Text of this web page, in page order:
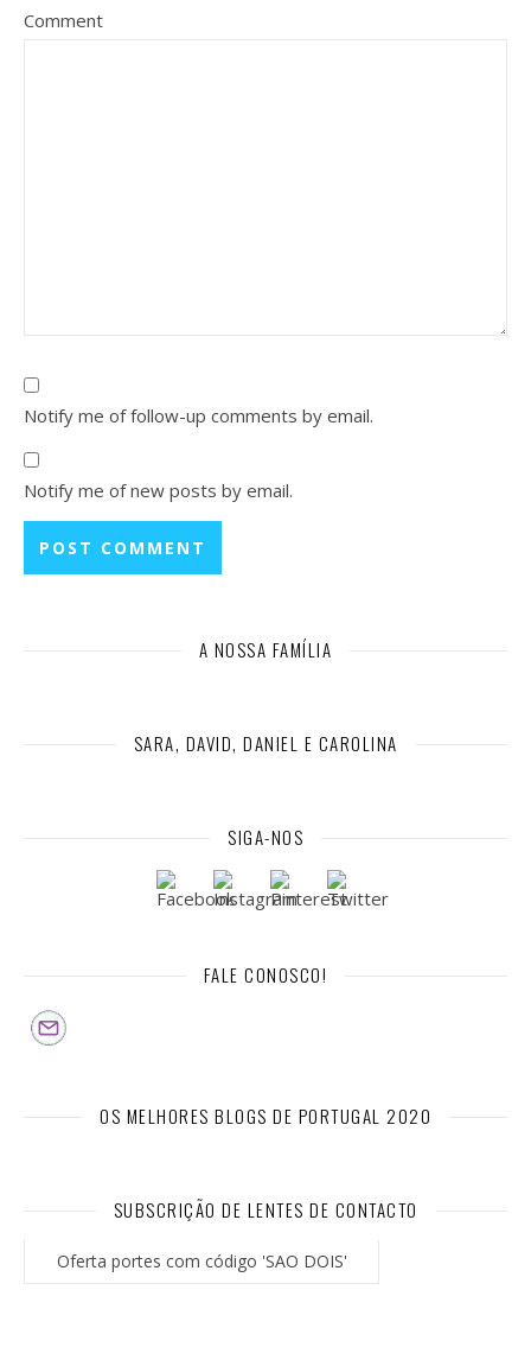
Comment
Notify me of follow-up comments by email.
Notify me of new posts by email.
A NOSSA FAMÍLIA
SARA, DAVID, DANIEL E CAROLINA
SIGA-NOS
FALE CONOSCO!
OS MELHORES BLOGS DE PORTUGAL 2020
SUBSCRIÇÃO DE LENTES DE CONTACTO
Oferta portes com código 'SAO DOIS'